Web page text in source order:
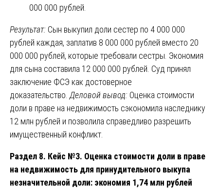
000 000 рублей.
Результат: Сын выкупил доли сестер по 4 000 000
рублей каждая, заплатив 8 000 000 рублей вместо 20
000 000 рублей, которые требовали сестры. Экономия
для сына составила 12 000 000 рублей. Суд принял
заключение ФСЭ как достоверное
доказательство. Деловой вывод: Оценка стоимости
доли в праве на недвижимость сэкономила наследнику
12 млн рублей и позволила справедливо разрешить
имущественный конфликт.
Раздел 8. Кейс №3. Оценка стоимости доли в праве
на недвижимость для принудительного выкупа
незначительной доли: экономия 1,74 млн рублей